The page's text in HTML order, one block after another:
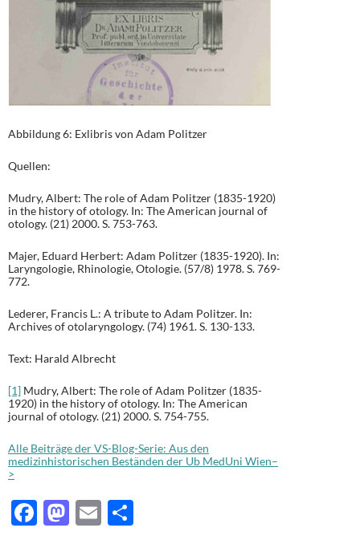
Abbildung 6: Exlibris von Adam Politzer
Quellen:
Mudry, Albert: The role of Adam Politzer (1835-1920)
in the history of otology. In: The American journal of
otology. (21) 2000. S. 753-763.
Majer, Eduard Herbert: Adam Politzer (1835-1920). In:
Laryngologie, Rhinologie, Otologie. (57/8) 1978. S. 769-
772.
Lederer, Francis L.: A tribute to Adam Politzer. In:
Archives of otolaryngology. (74) 1961. S. 130-133.
Text: Harald Albrecht
[1] Mudry, Albert: The role of Adam Politzer (1835-
1920) in the history of otology. In: The American
journal of otology. (21) 2000. S. 754-755.
Alle Beiträge der VS-Blog-Serie: Aus den
medizinhistorischen Beständen der Ub MedUni Wien–
>
F
M E